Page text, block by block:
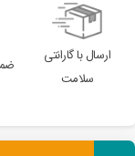
ارسال با گارانتی
سلامت